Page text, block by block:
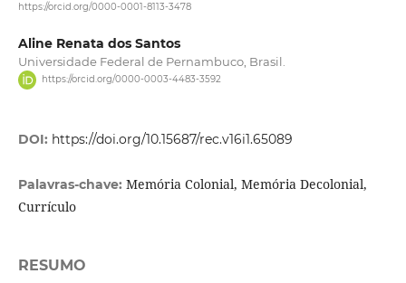
https://orcid.org/0000-0001-8113-3478
Aline Renata dos Santos
Universidade Federal de Pernambuco, Brasil.
https://orcid.org/0000-0003-4483-3592
DOI: https://doi.org/10.15687/rec.v16i1.65089
Palavras-chave: Memória Colonial, Memória Decolonial,
Currículo
RESUMO